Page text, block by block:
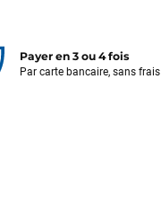
Payer en 3 ou 4 fois
Par carte bancaire, sans frais